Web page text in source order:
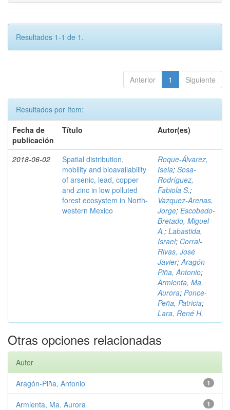
Resultados 1-1 de 1.
Anterior 1 Siguiente
Resultados por ítem:
Fecha de
publicación
Título Autor(es)
2018-06-02
Spatial distribution,
mobility and bioavailability
of arsenic, lead, copper
and zinc in low polluted
forest ecosystem in North-
western Mexico
Roque-Álvarez,
Isela; Sosa-
Rodríguez,
Fabiola S.;
Vazquez-Arenas,
Jorge; Escobedo-
Bretado, Miguel
A.; Labastida,
Israel; Corral-
Rivas, José
Javier;Aragón-
Piña, Antonio;
Armienta, Ma.
Aurora; Ponce-
Peña, Patricia;
Lara, René H.
Otras opciones relacionadas
Autor
1
Aragón-Piña, Antonio
1
Armienta, Ma. Aurora